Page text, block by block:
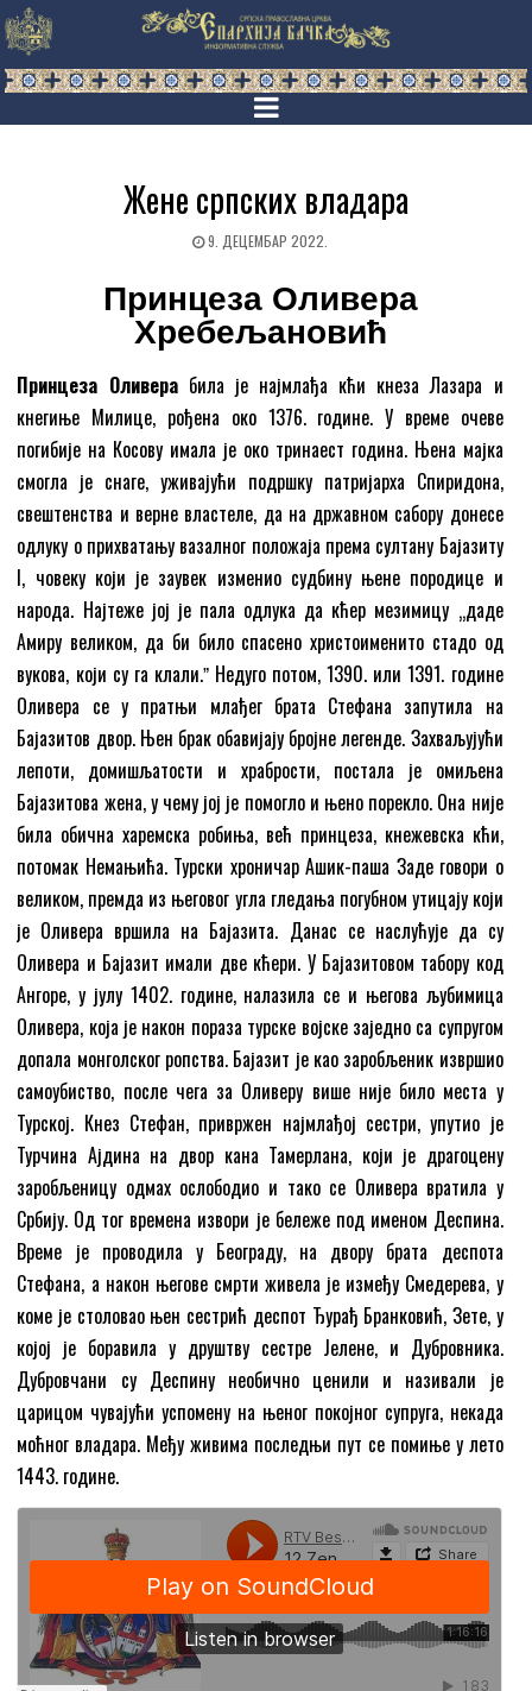
Жене српских владара
9. ДЕЦЕМБАР 2022.
Принцеза Оливера
Хребељановић
Принцеза Оливерабила је најмлађа кћи кнеза Лазара и
кнегиње Милице, рођена око 1376. године. У време очеве
погибије на Косову имала је око тринаест година. Њена мајка
смогла је снаге, уживајући подршку патријарха Спиридона,
свештенства и верне властеле, да на државном сабору донесе
одлуку о прихватању вазалног положаја према султану Бајазиту
I, човеку који је заувек изменио судбину њене породице и
народа. Најтеже јој је пала одлука да кћер мезимицу „даде
Амиру великом, да би било спасено христоименито стадо од
вукова, који су га клали.ˮ Недуго потом, 1390. или 1391. године
Оливера се у пратњи млађег брата Стефана запутила на
Бајазитов двор. Њен брак обавијају бројне легенде. Захваљујући
лепоти, домишљатости и храбрости, постала је омиљена
Бајазитова жена, у чему јој је помогло и њено порекло. Она није
била обична харемска робиња, већ принцеза, кнежевска кћи,
потомак Немањића. Турски хроничар Ашик-паша Заде говори о
великом, премда из његовог угла гледања погубном утицају који
је Оливера вршила на Бајазита. Данас се наслућује да су
Оливера и Бајазит имали две кћери. У Бајазитовом табору код
Ангоре, у јулу 1402. године, налазила се и његова љубимица
Оливера, која је након пораза турске војске заједно са супругом
допала монголског ропства. Бајазит је као заробљеник извршио
самоубиство, после чега за Оливеру више није било места у
Турској. Кнез Стефан, привржен најмлађој сестри, упутио је
Турчина Ајдина на двор кана Тамерлана, који је драгоцену
заробљеницу одмах ослободио и тако се Оливера вратила у
Србију. Од тог времена извори је бележе под именом Деспина.
Време је проводила у Београду, на двору брата деспота
Стефана, а након његове смрти живела је између Смедерева, у
коме је столовао њен сестрић деспот Ђурађ Бранковић, Зете, у
којој је боравила у друштву сестре Јелене, и Дубровника.
Дубровчани су Деспину необично ценили и називали је
царицом чувајући успомену на њеног покојног супруга, некада
моћног владара. Међу живима последњи пут се помиње у лето
1443. године.